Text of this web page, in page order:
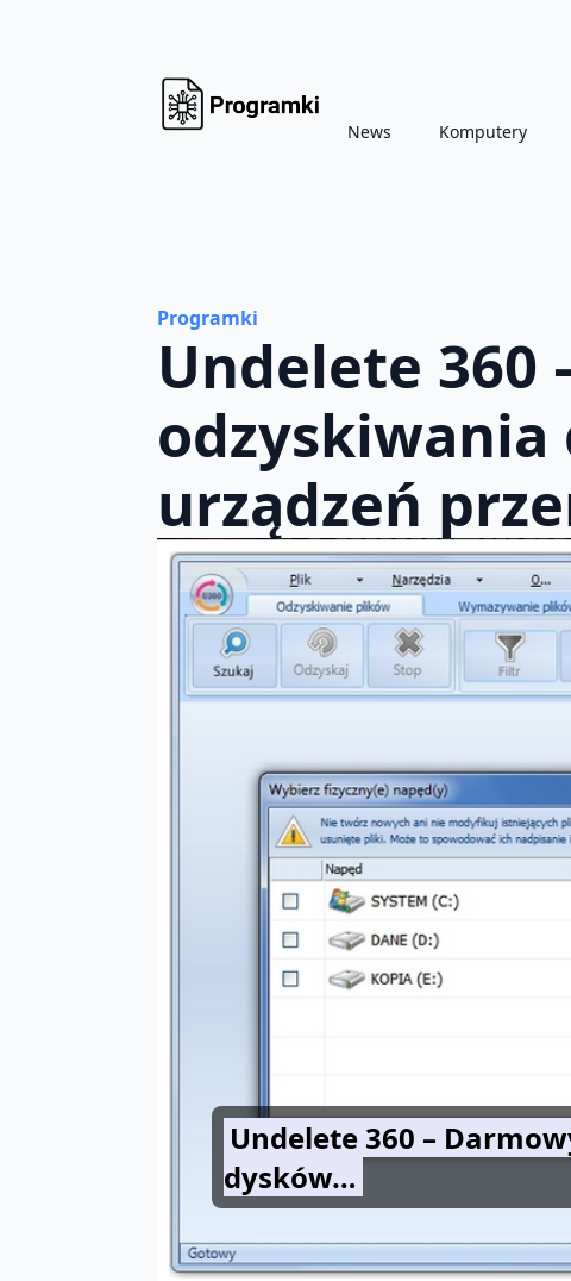
News Komputery
Programki
Undelete 360
odzyskiwania
urządzeń
Undelete 360 –
dysków…